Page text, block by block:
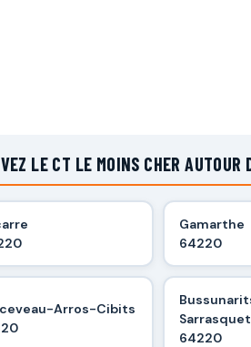
LE CT LE MOINS CHER
Gamarthe
64220
Arros-Cibits
64220